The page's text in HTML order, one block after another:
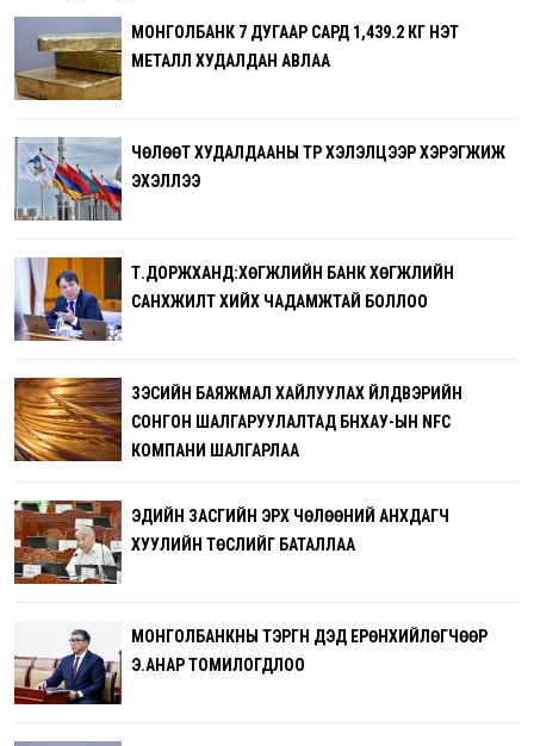
МОНГОЛБАНК 7 ДУГААР САРД 1,439.2 КГ ҮНЭТ
МЕТАЛЛ ХУДАЛДАН АВЛАА
ЧӨЛӨӨТ ХУДАЛДААНЫ ТҮР ХЭЛЭЛЦЭЭР ХЭРЭГЖИЖ
ЭХЭЛЛЭЭ
Т.ДОРЖХАНД:ХӨГЖЛИЙН БАНК ХӨГЖЛИЙН
САНХҮҮЖИЛТ ХИЙХ ЧАДАМЖТАЙ БОЛЛОО
ЗЭСИЙН БАЯЖМАЛ ХАЙЛУУЛАХ ҮЙЛДВЭРИЙН
СОНГОН ШАЛГАРУУЛАЛТАД БНХАУ-ЫН NFC
КОМПАНИ ШАЛГАРЛАА
ЭДИЙН ЗАСГИЙН ЭРХ ЧӨЛӨӨНИЙ АНХДАГЧ
ХУУЛИЙН ТӨСЛИЙГ БАТАЛЛАА
МОНГОЛБАНКНЫ ТЭРГҮҮН ДЭД ЕРӨНХИЙЛӨГЧӨӨР
Э.АНАР ТОМИЛОГДЛОО